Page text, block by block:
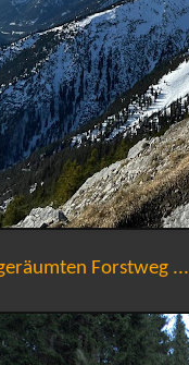
Forstweg ...